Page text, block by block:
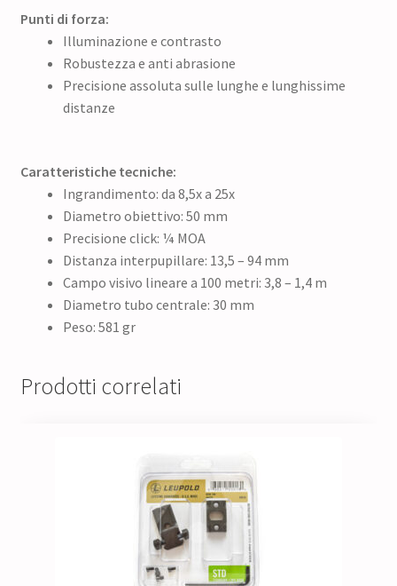
Punti di forza:
Illuminazione e contrasto
Robustezza e anti abrasione
Precisione assoluta sulle lunghe e lunghissime
distanze
Caratteristiche tecniche:
Ingrandimento: da 8,5x a 25x
Diametro obiettivo: 50 mm
Precisione click: ¼ MOA
Distanza interpupillare: 13,5 – 94 mm
Campo visivo lineare a 100 metri: 3,8 – 1,4 m
Diametro tubo centrale: 30 mm
Peso: 581 gr
Prodotti correlati